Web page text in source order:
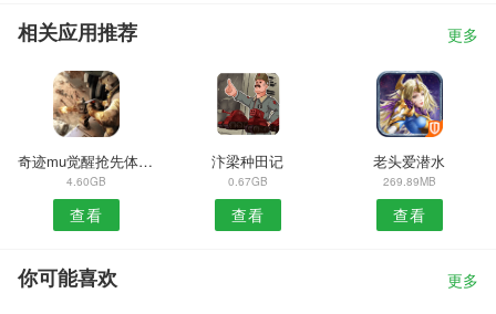
相关应用推荐 更多
奇迹mu觉醒抢先体验服
4.60GB
查看
汴梁种田记
0.67GB
查看
老头爱潜水
269.89MB
查看
你可能喜欢 更多